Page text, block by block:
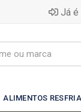
Já é
ALIMENTOS